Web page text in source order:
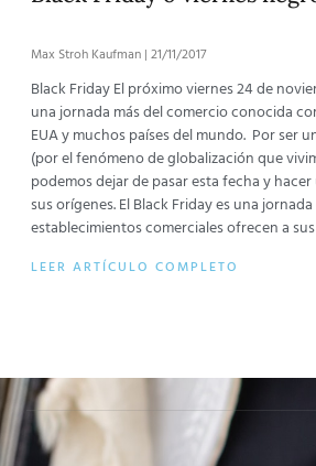
Max Stroh Kaufman 21/11/2017
Black Friday El próximo viernes 24 de
una jornada más del comercio conocida
EUA y muchos países del mundo. Por ser
(por el fenómeno de globalización que
podemos dejar de pasar esta fecha y
sus orígenes. El Black Friday es una
establecimientos comerciales ofrecen a
LEER ARTÍCULO COMPLETO